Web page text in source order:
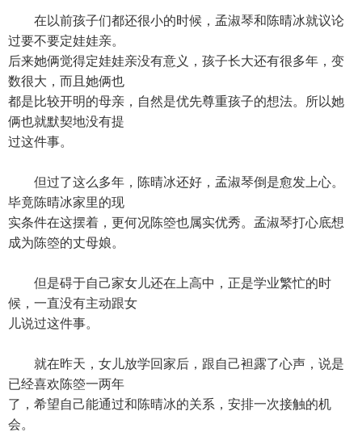
在以前孩子们都还很小的时候，孟淑琴和陈晴冰就议论
过要不要定娃娃亲。
后来她俩觉得定娃娃亲没有意义，孩子长大还有很多年，变
数很大，而且她俩也
都是比较开明的母亲，自然是优先尊重孩子的想法。所以她
俩也就默契地没有提
过这件事。
但过了这么多年，陈晴冰还好，孟淑琴倒是愈发上心。
毕竟陈晴冰家里的现
实条件在这摆着，更何况陈箜也属实优秀。孟淑琴打心底想
成为陈箜的丈母娘。
但是碍于自己家女儿还在上高中，正是学业繁忙的时
候，一直没有主动跟女
儿说过这件事。
就在昨天，女儿放学回家后，跟自己袒露了心声，说是
已经喜欢陈箜一两年
了，希望自己能通过和陈晴冰的关系，安排一次接触的机
会。